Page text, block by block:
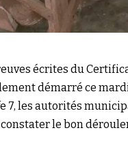
écrites du
démarré ce
7, les autorités
le bon